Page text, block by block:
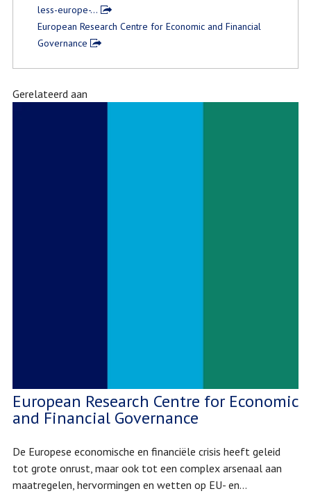
less-europe-…
European Research Centre for Economic and Financial
Governance
Gerelateerd aan
European Research Centre for Economic
and Financial Governance
De Europese economische en financiële crisis heeft geleid
tot grote onrust, maar ook tot een complex arsenaal aan
maatregelen, hervormingen en wetten op EU- en…